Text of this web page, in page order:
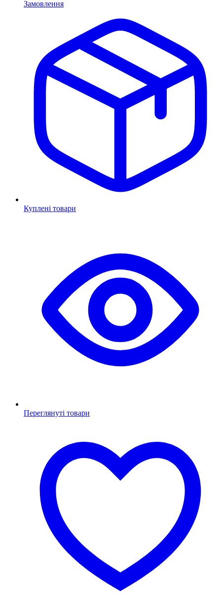
Замовлення
Куплені товари
Переглянуті товари